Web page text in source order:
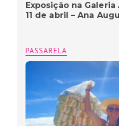
Exposição na
11 de abril – Ana
PASSARELA